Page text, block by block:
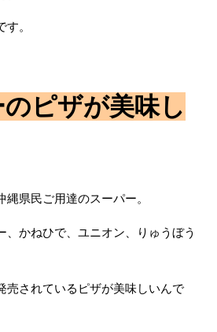
。
のピザが美味し
県民ご用達のスーパー。
、かねひで、ユニオン、りゅうぼう
売されているピザが美味しいんで